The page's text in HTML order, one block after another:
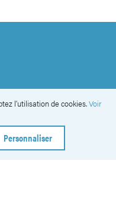
l'utilisation de cookies.Voir
Personnaliser